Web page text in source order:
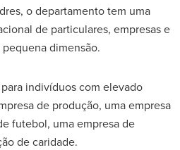
o departamento tem uma
de particulares, empresas e
dimensão.
indivíduos com elevado
de produção, uma empresa
futebol, uma empresa de
de caridade.